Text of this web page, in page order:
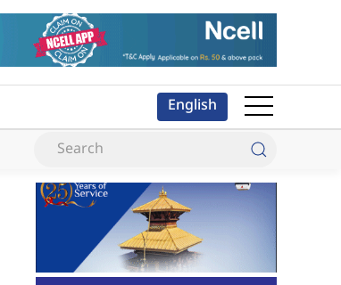
English